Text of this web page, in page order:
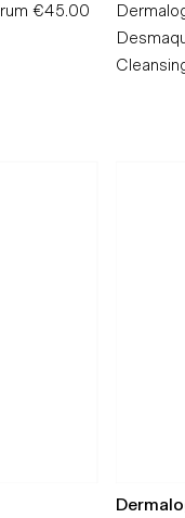
Preço
Normal
€45.00